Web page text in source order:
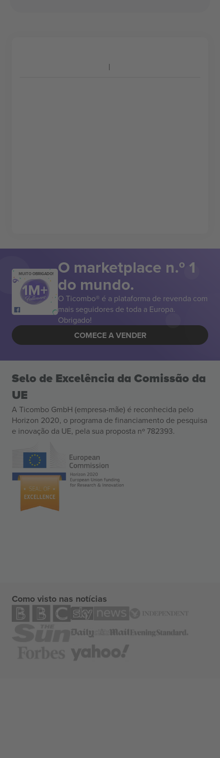
MUITO OBRIGADO! O marketplace n.º 1
do mundo.
O Ticombo® é a plataforma de revenda com
mais seguidores de toda a Europa.
Obrigado!
COMECE A VENDER
Selo de Excelência da Comissão da
UE
A Ticombo GmbH (empresa-mãe) é reconhecida pelo
Horizon 2020, o programa de financiamento de pesquisa
e inovação da UE, pela sua proposta nº 782393.
Como visto nas notícias